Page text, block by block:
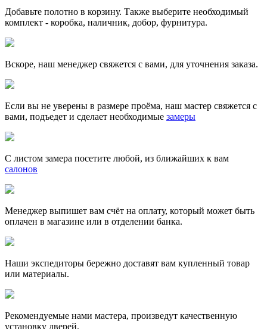
Добавьте полотно в корзину. Также выберите необходимый
комплект - коробка, наличник, добор, фурнитура.
Вскоре, наш менеджер свяжется с вами, для уточнения заказа.
Если вы не уверены в размере проёма, наш мастер свяжется с
вами, подъедет и сделает необходимые замеры
С листом замера посетите любой, из ближайших к вам
салонов
Менеджер выпишет вам счёт на оплату, который может быть
оплачен в магазине или в отделении банка.
Наши экспедиторы бережно доставят вам купленный товар
или материалы.
Рекомендуемые нами мастера, произведут качественную
установку дверей.